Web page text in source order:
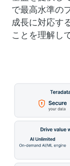
で最高水準の
成長に対応す
ことを理解し